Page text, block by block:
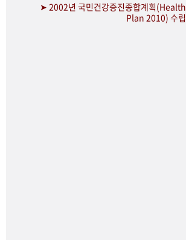
➤ 2002년 국민건강증진종합계획(Health
Plan 2010) 수립